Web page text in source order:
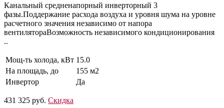
Канальный средненапорный инверторный 3
фазы.Поддержание расхода воздуха и уровня шума на уровне
расчетного значения независимо от напора
вентилятораВозможность независимого кондиционирования
..
Мощ-ть холода, кВт 15.0
На площадь, до
155 м2
Инвертор
Да
431 325 руб. Скидка